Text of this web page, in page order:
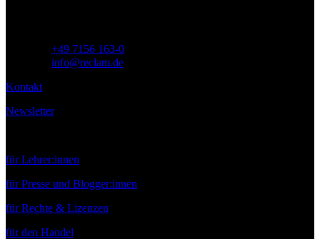
+49 7156 163-0
info@reclam.de
Kontakt
Newsletter
für Lehrer:innen
für Presse und Blogger:innen
für Rechte & Lizenzen
für den Handel